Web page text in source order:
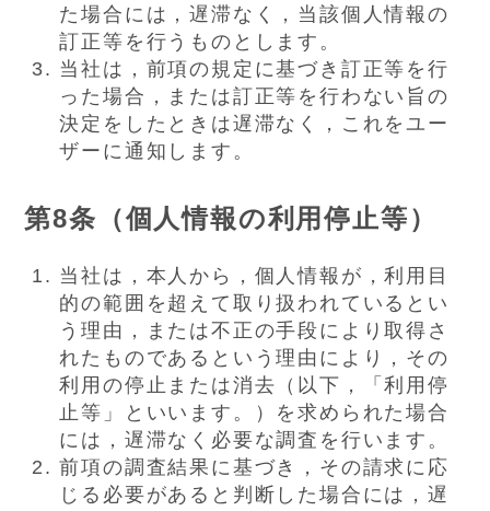
た場合には，遅滞なく，当該個人情報の
訂正等を行うものとします。
当社は，前項の規定に基づき訂正等を行
った場合，または訂正等を行わない旨の
決定をしたときは遅滞なく，これをユー
ザーに通知します。
第8条（個人情報の利用停止等）
当社は，本人から，個人情報が，利用目
的の範囲を超えて取り扱われているとい
う理由，または不正の手段により取得さ
れたものであるという理由により，その
利用の停止または消去（以下，「利用停
止等」といいます。）を求められた場合
には，遅滞なく必要な調査を行います。
前項の調査結果に基づき，その請求に応
じる必要があると判断した場合には，遅